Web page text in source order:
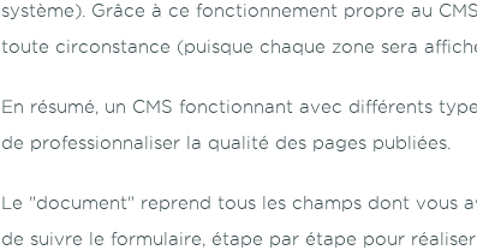
système). Grâce à ce fonctionnement propre au
toute circonstance (puisque chaque zone sera
En résumé, un CMS fonctionnant avec différents
de professionnaliser la qualité des pages publiées.
Le "document" reprend tous les champs dont vous
de suivre le formulaire, étape par étape pour